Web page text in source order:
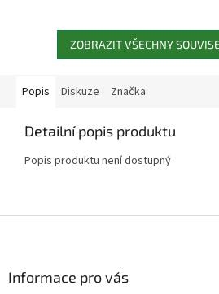
ZOBRAZIT VŠECHNY
Popis Diskuze Značka
Detailní popis produktu
Popis produktu není dostupný
Informace pro vás